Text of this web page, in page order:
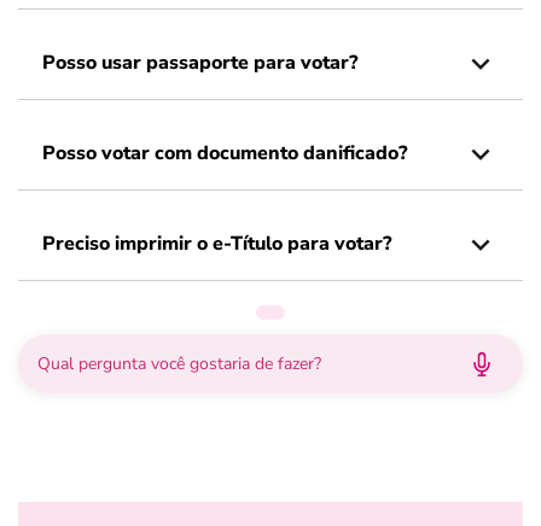
Posso usar passaporte para votar?
Posso votar com documento danificado?
Preciso imprimir o e-Título para votar?